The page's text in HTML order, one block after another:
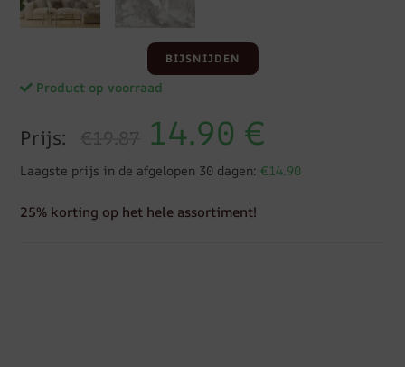
BIJSNIJDEN
Product op voorraad
Prijs: €19.87 14.90 €
Laagste prijs in de afgelopen 30 dagen: €14.90
25% korting op het hele assortiment!